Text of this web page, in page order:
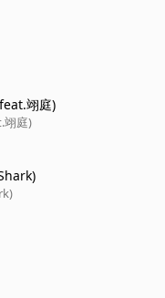
翊庭)
翊庭)